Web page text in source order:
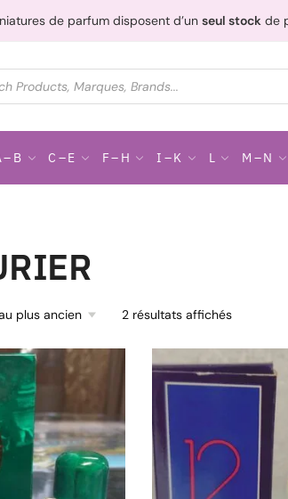
de parfum disposent d’un seul stock de
– B C – E F – H I – K L M – N
2 résultats affichés